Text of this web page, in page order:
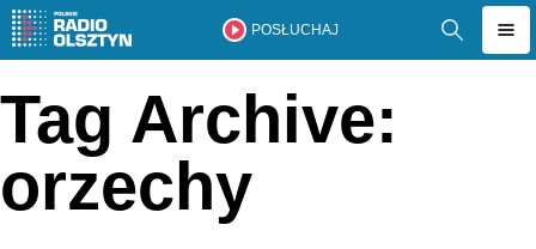
POSŁUCHAJ
Tag Archive:
orzechy